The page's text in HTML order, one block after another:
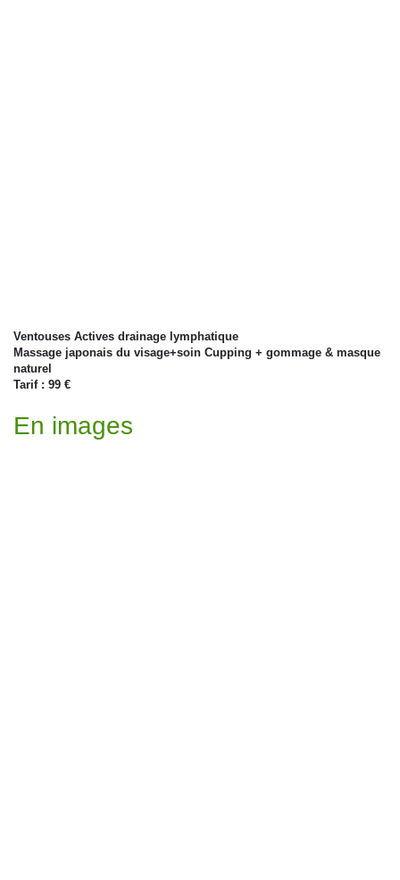
Ventouses Actives drainage lymphatique
Massage japonais du visage+soin Cupping + gommage & masque
naturel
Tarif : 99 €
En images